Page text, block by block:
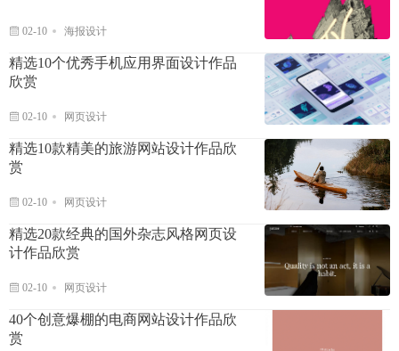
02-10 海报设计
精选10个优秀手机应用界面设计作品
欣赏
02-10 网页设计
精选10款精美的旅游网站设计作品欣
赏
02-10 网页设计
精选20款经典的国外杂志风格网页设
计作品欣赏
02-10 网页设计
40个创意爆棚的电商网站设计作品欣
赏